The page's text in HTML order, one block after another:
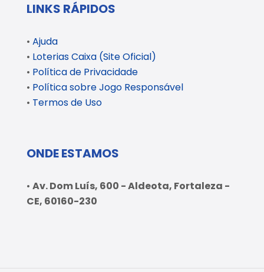
LINKS RÁPIDOS
• Ajuda
• Loterias Caixa (Site Oficial)
• Política de Privacidade
• Política sobre Jogo Responsável
• Termos de Uso
ONDE ESTAMOS
• Av. Dom Luís, 600 - Aldeota, Fortaleza -
CE, 60160-230